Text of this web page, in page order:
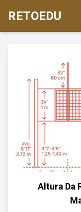
RETOEDU
Altura Da